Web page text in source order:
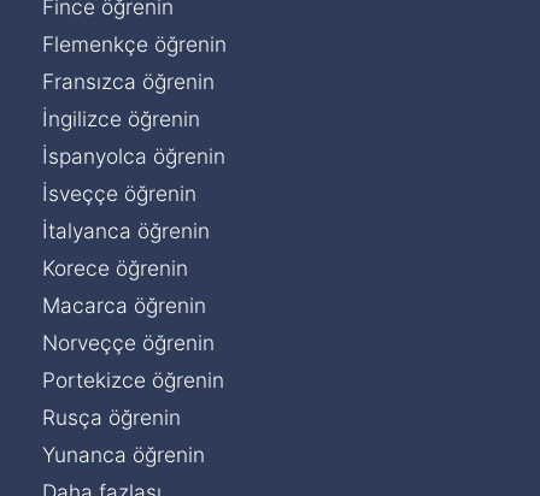
Fince öğrenin
Flemenkçe öğrenin
Fransızca öğrenin
İngilizce öğrenin
İspanyolca öğrenin
İsveççe öğrenin
İtalyanca öğrenin
Korece öğrenin
Macarca öğrenin
Norveççe öğrenin
Portekizce öğrenin
Rusça öğrenin
Yunanca öğrenin